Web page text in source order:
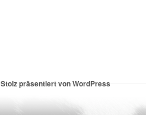
Stolz präsentiert von WordPress